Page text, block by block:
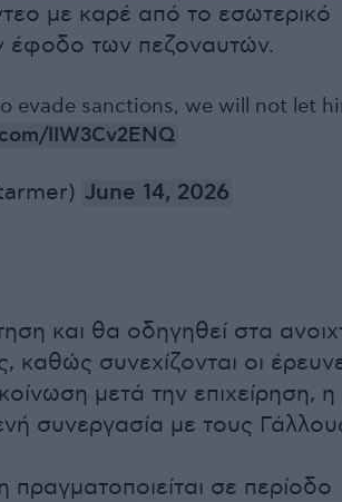
με καρέ από το εσωτερικό
έφοδο των πεζοναυτών.
evade sanctions, we will not let
IIW3Cv2ENQ
June 14, 2026
και θα οδηγηθεί στα
καθώς συνεχίζονται οι
μετά την επιχείρηση, η
συνεργασία με τους
πραγματοποιείται σε περίοδο